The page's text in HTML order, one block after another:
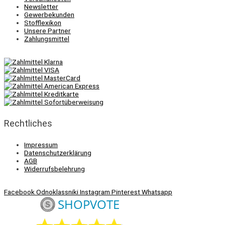
Newsletter
Gewerbekunden
Stofflexikon
Unsere Partner
Zahlungsmittel
Rechtliches
Impressum
Datenschutzerklärung
AGB
Widerrufsbelehrung
FacebookOdnoklassnikiInstagram PinterestWhatsapp